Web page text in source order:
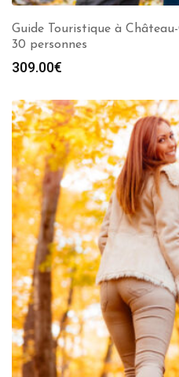
Guide Touristique à
30 personnes
309.00€